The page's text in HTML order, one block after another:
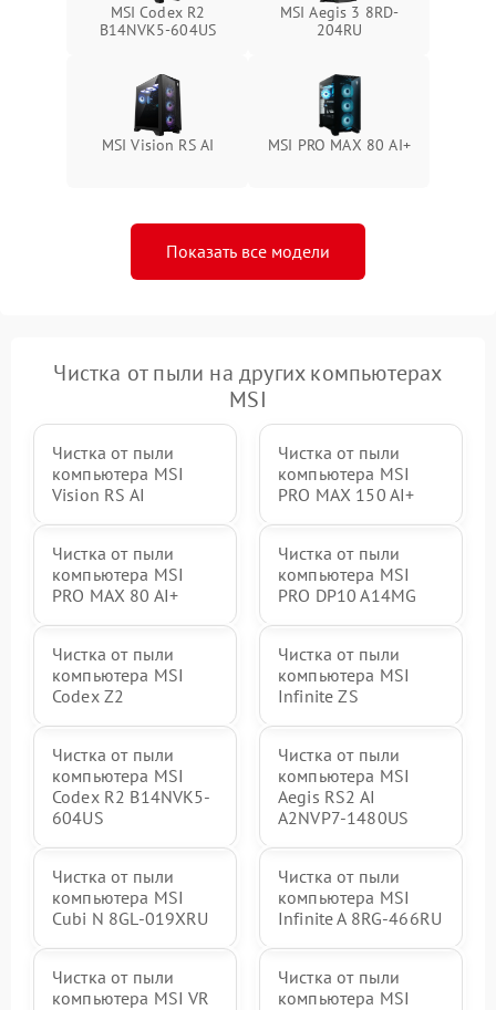
MSI Codex R2
B14NVK5-604US
MSI Aegis 3 8RD-
204RU
MSI Vision RS AI MSI PRO MAX 80 AI+
Показать все модели
Чистка от пыли на других компьютерах
MSI
Чистка от пыли
компьютера MSI
Vision RS AI
Чистка от пыли
компьютера MSI
PRO MAX 150 AI+
Чистка от пыли
компьютера MSI
PRO MAX 80 AI+
Чистка от пыли
компьютера MSI
PRO DP10 A14MG
Чистка от пыли
компьютера MSI
Codex Z2
Чистка от пыли
компьютера MSI
Infinite ZS
Чистка от пыли
компьютера MSI
Codex R2 B14NVK5-
604US
Чистка от пыли
компьютера MSI
Aegis RS2 AI
A2NVP7-1480US
Чистка от пыли
компьютера MSI
Cubi N 8GL-019XRU
Чистка от пыли
компьютера MSI
Infinite A 8RG-466RU
Чистка от пыли
компьютера MSI VR
Чистка от пыли
компьютера MSI